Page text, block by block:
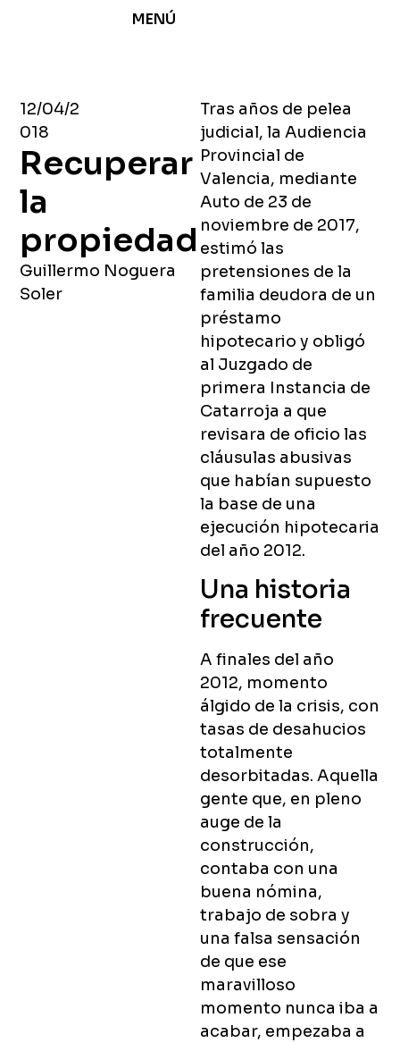
MENÚ
12/04/2
018
Recuperar
la
propiedad
Guillermo Noguera
Soler
Tras años de pelea
judicial, la Audiencia
Provincial de
Valencia, mediante
Auto de 23 de
noviembre de 2017,
estimó las
pretensiones de la
familia deudora de un
préstamo
hipotecario y obligó
al Juzgado de
primera Instancia de
Catarroja a que
revisara de oficio las
cláusulas abusivas
que habían supuesto
la base de una
ejecución hipotecaria
del año 2012.
Una historia
frecuente
A finales del año
2012, momento
álgido de la crisis, con
tasas de desahucios
totalmente
desorbitadas. Aquella
gente que, en pleno
auge de la
construcción,
contaba con una
buena nómina,
trabajo de sobra y
una falsa sensación
de que ese
maravilloso
momento nunca iba a
acabar, empezaba a